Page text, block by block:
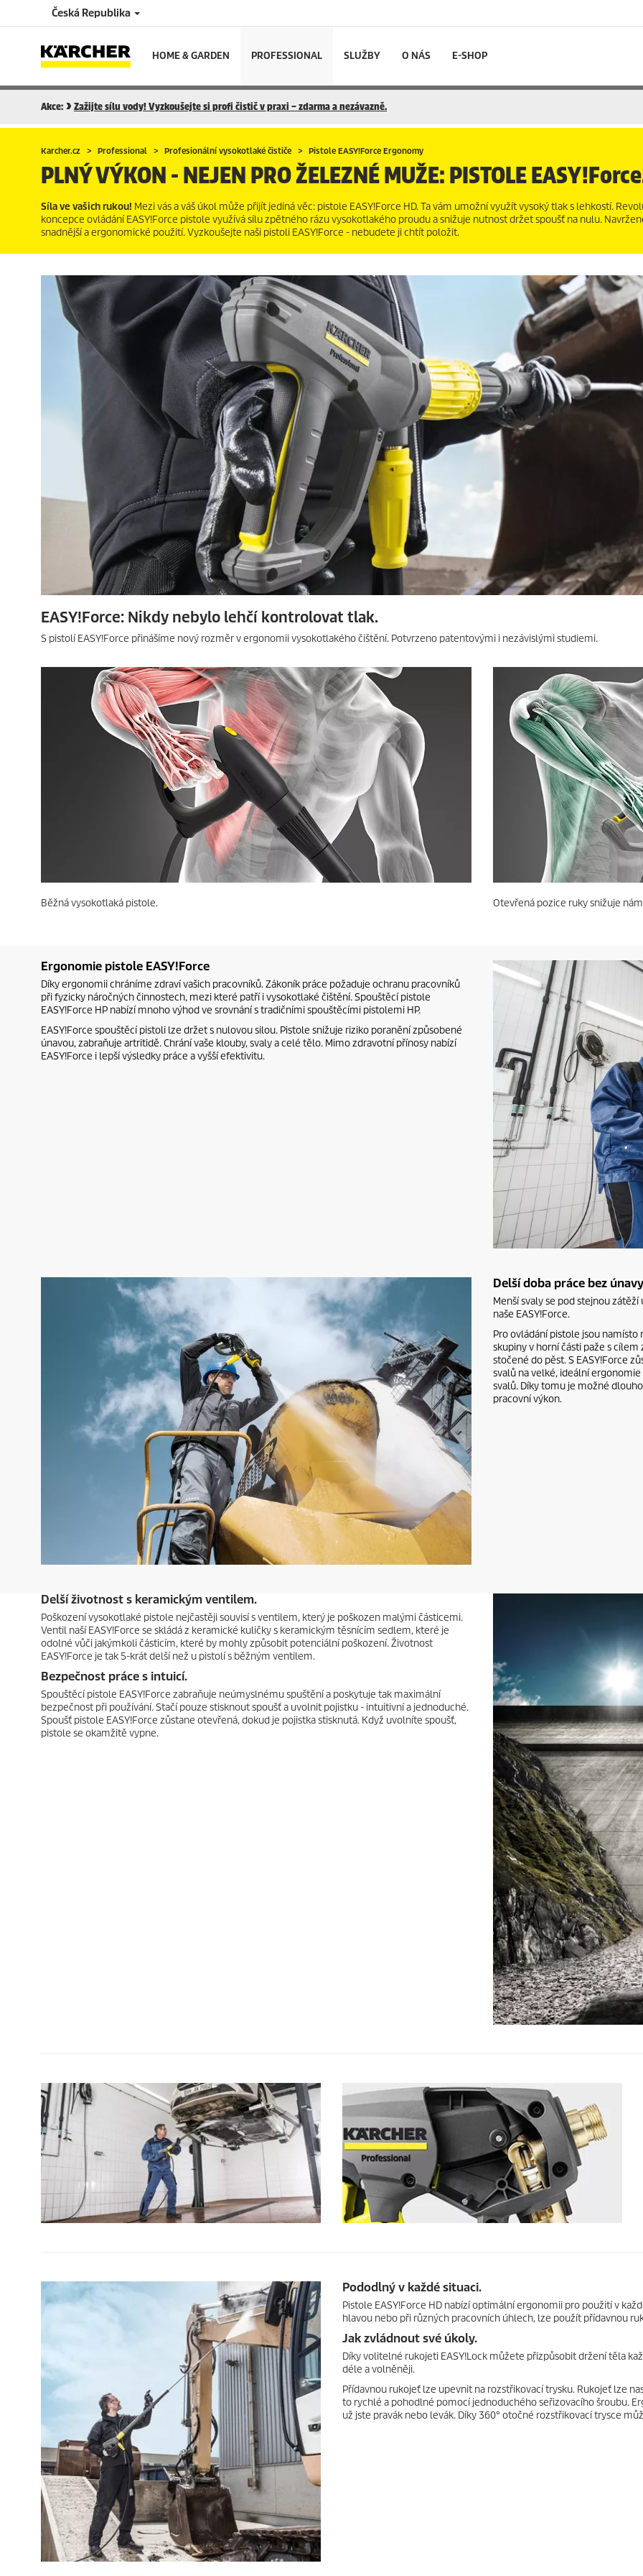
Česká Republika
HOME & GARDEN PROFESSIONAL SLUŽBY O NÁS E-SHOP
Akce: Zažijte sílu vody! Vyzkoušejte si profi čistič v praxi – zdarma a nezávazně.
Karcher.cz Professional Profesionální vysokotlaké čističe Pistole EASY!Force Ergonomy
PLNÝ VÝKON - NEJEN PRO ŽELEZNÉ MUŽE: PISTOLEEASY!Force
Síla ve vašich rukou! Mezi vás a váš úkol může přijít jediná věc: pistole EASY!Force HD. Ta vám umožní využít vysoký tlak s lehkostí.
koncepce ovládáníEASY!Force pistole využívá sílu zpětného rázu vysokotlakého proudu a snižuje nutnost držet spoušť na nulu.
snadnější a ergonomické použití. Vyzkoušejte naši pistoli EASY!Force - nebudete ji chtít položit.
EASY!Force: Nikdy nebylo lehčí kontrolovat tlak.
S pistolíEASY!Force přinášíme nový rozměr v ergonomii vysokotlakého čištění. Potvrzeno patentovými i nezávislými studiemi.
Běžná vysokotlaká pistole. Otevřená pozice ruky snižuje
Ergonomie pistole EASY!Force
Díky ergonomii chráníme zdraví vašich pracovníků. Zákoník práce požaduje ochranu pracovníků
při fyzicky náročných činnostech, mezi které patří i vysokotlaké čištění. Spouštěcí pistole
EASY!Force HP nabízí mnoho výhod ve srovnání s tradičními spouštěcími pistolemi HP.
EASY!Force spouštěcí pistoli lze držet s nulovou silou. Pistole snižuje riziko poranění způsobené
únavou, zabraňuje artritidě. Chrání vaše klouby, svaly a celé tělo. Mimo zdravotní přínosy nabízí
EASY!Force i lepší výsledky práce a vyšší efektivitu.
Delší doba práce bez únavy
Menší svaly se pod stejnou
naše EASY!Force.
Pro ovládání pistole jsou
skupiny v horní části paže s
stočené do pěst. S EASY!Force
svalů na velké, ideální
svalů. Díky tomu je možné
pracovní výkon.
Delší životnost s keramickým ventilem.
Poškození vysokotlaké pistole nejčastěji souvisí s ventilem, který je poškozen malými částicemi.
Ventil našíEASY!Force se skládá z keramické kuličky s keramickým těsnícím sedlem, které je
odolné vůči jakýmkoli částicím, které by mohly způsobit potenciální poškození. Životnost
EASY!Force je tak 5-krát delší než u pistolí s běžným ventilem.
Bezpečnost práce s intuicí.
Spouštěcí pistole EASY!Force zabraňuje neúmyslnému spuštění a poskytuje tak maximální
bezpečnost při používání. Stačí pouze stisknout spoušť a uvolnit pojistku - intuitivní a jednoduché.
Spoušť pistole EASY!Force zůstane otevřená, dokud je pojistka stisknutá. Když uvolníte spoušť,
pistole se okamžitě vypne.
Pododlný v každé situaci.
Pistole EASY!Force HD nabízí optimální ergonomii pro použití v
hlavou nebo při různých pracovních úhlech, lze použít přídavnou
Jak zvládnout své úkoly.
Díky volitelné rukojeti EASY!Lock můžete přizpůsobit držení těla
déle a volněněji.
Přídavnou rukojeť lze upevnit na rozstřikovací trysku. Rukojeť lze
to rychlé a pohodlné pomocí jednoduchého seřizovacího šroubu.
už jste pravák nebo levák. Díky 360° otočné rozstřikovací trysce